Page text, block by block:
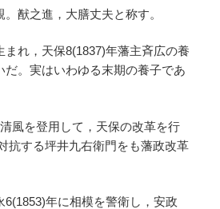
猷之進，大膳丈夫と称す。
れ，天保8(1837)年藩主斉広の養
だ。実はいわゆる末期の養子であ
風を登用して，天保の改革を行
抗する坪井九右衛門をも藩政改革
年に相模を警衛し，安政